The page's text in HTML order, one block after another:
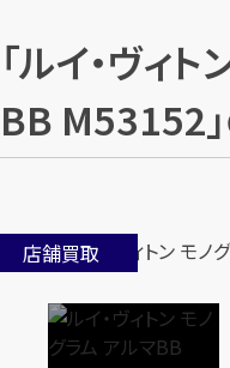
「ルイ・ヴィ
BB M53152
店舗買取